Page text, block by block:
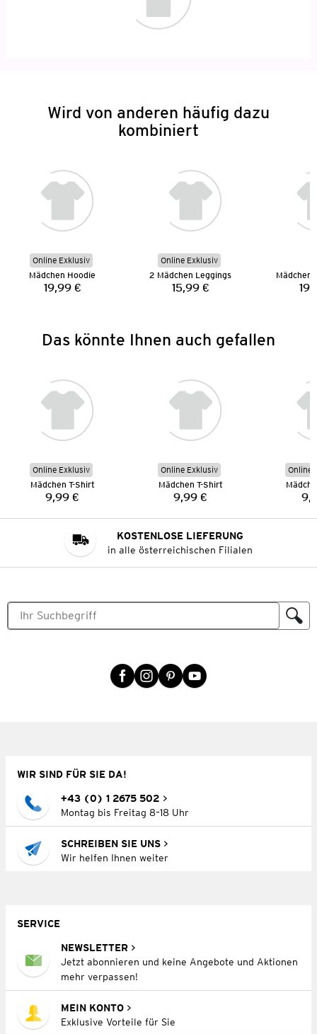
Wird von anderen häufig dazu
kombiniert
Online Exklusiv
Mädchen Hoodie
Preis:
19,99 €
Online Exklusiv
2 Mädchen Leggings
Preis:
15,99 €
Mädchen
Das könnte Ihnen auch gefallen
Online Exklusiv
Mädchen T-Shirt
Preis:
9,99 €
Online Exklusiv
Mädchen T-Shirt
Preis:
9,99 €
Online
KOSTENLOSE LIEFERUNG
in alle österreichischen Filialen
WIR SIND FÜR SIE DA!
+43 (0) 1 2675 502
Montag bis Freitag 8–18 Uhr
SCHREIBEN SIE UNS
Wir helfen Ihnen weiter
SERVICE
NEWSLETTER
Jetzt abonnieren und keine Angebote und Aktionen
mehr verpassen!
MEIN KONTO
Exklusive Vorteile für Sie